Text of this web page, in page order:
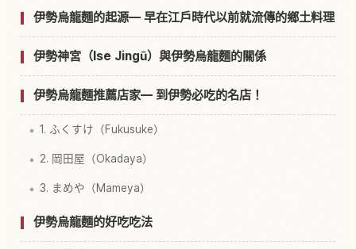
伊勢烏龍麵的起源— 早在江戶時代以前就流傳的鄉土料理
伊勢神宮（Ise Jingū）與伊勢烏龍麵的關係
伊勢烏龍麵推薦店家— 到伊勢必吃的名店！
1. ふくすけ（Fukusuke）
2. 岡田屋（Okadaya）
3. まめや（Mameya）
伊勢烏龍麵的好吃吃法